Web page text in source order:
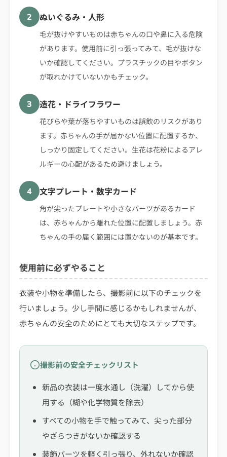
2 ぬいぐるみ・人形
毛が抜けやすいものは赤ちゃんの口や鼻に入る危険
があります。使用前に引っ張ってみて、毛が抜けな
いか確認してください。プラスチックの目やボタン
が取れかけていないかもチェック。
3 造花・ドライフラワー
花びらや葉が落ちやすいものは誤飲のリスクがあり
ます。赤ちゃんの手が届かない位置に配置するか、
しっかり固定してください。生花は花粉によるアレ
ルギーの心配があるため避けましょう。
4 文字プレート・数字カード
角が尖ったプレートや小さなパーツがあるカード
は、赤ちゃんから離れた位置に配置しましょう。赤
ちゃんの手の届く範囲には置かないのが基本です。
使用前に必ずやること
衣装や小物を準備したら、撮影前に以下のチェックを
行いましょう。少し手間に感じるかもしれませんが、
赤ちゃんの安全のためにとても大切なステップです。
撮影前の安全チェックリスト
新品の衣装は一度水通し（洗濯）してから使
用する（糊や化学物質を除去）
すべての小物を手で触ってみて、尖った部分
やざらつきがないか確認する
装飾パーツを軽く引っ張り、外れないか確認